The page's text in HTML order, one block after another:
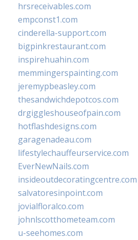
hrsreceivables.com
empconst1.com
cinderella-support.com
bigpinkrestaurant.com
inspirehuahin.com
memmingerspainting.com
jeremypbeasley.com
thesandwichdepotcos.com
drgiggleshouseofpain.com
hotflashdesigns.com
garagenadeau.com
lifestylechauffeurservice.com
EverNewNails.com
insideoutdecoratingcentre.com
salvatoresinpoint.com
jovialfloralco.com
johnlscotthometeam.com
u-seehomes.com